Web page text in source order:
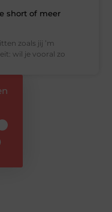
short of meer
zoals jij ’m
wil je vooral zo